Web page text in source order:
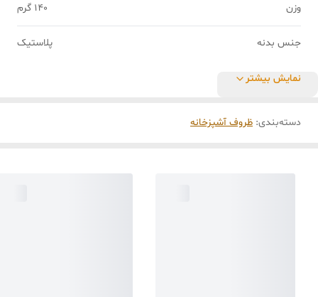
وزن 140 گرم
جنس بدنه پلاستیک
نمایش بیشتر
دسته‌بندی: ظروف آشپزخانه